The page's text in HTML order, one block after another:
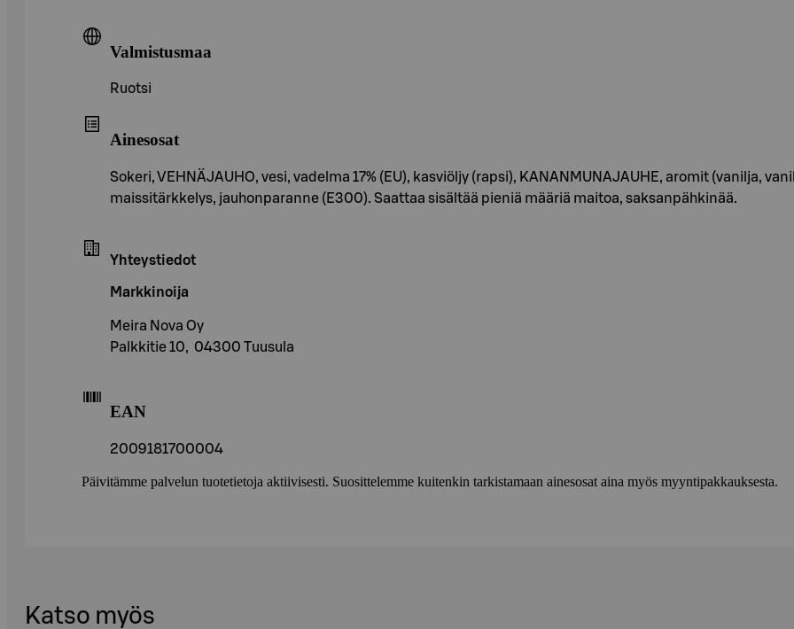
Valmistusmaa
Ruotsi
Ainesosat
Sokeri, VEHNÄJAUHO, vesi, vadelma 17% (EU), kasviöljy (rapsi), KANANMUNAJAUHE, aromit (vanilja,
maissitärkkelys, jauhonparanne (E300). Saattaa sisältää pieniä määriä maitoa, saksanpähkinää.
Yhteystiedot
Markkinoija
Meira Nova Oy
Palkkitie 10, 04300 Tuusula
EAN
2009181700004
Päivitämme palvelun tuotetietoja aktiivisesti. Suosittelemme kuitenkin tarkistamaan ainesosat aina myös myyntipakkauksesta.
Katso myös